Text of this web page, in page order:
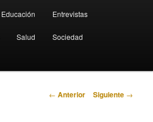
Educación Entrevistas
Salud Sociedad
Navegación
← Anterior Siguiente →